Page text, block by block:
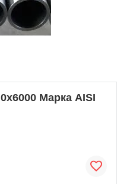
Марка AISI